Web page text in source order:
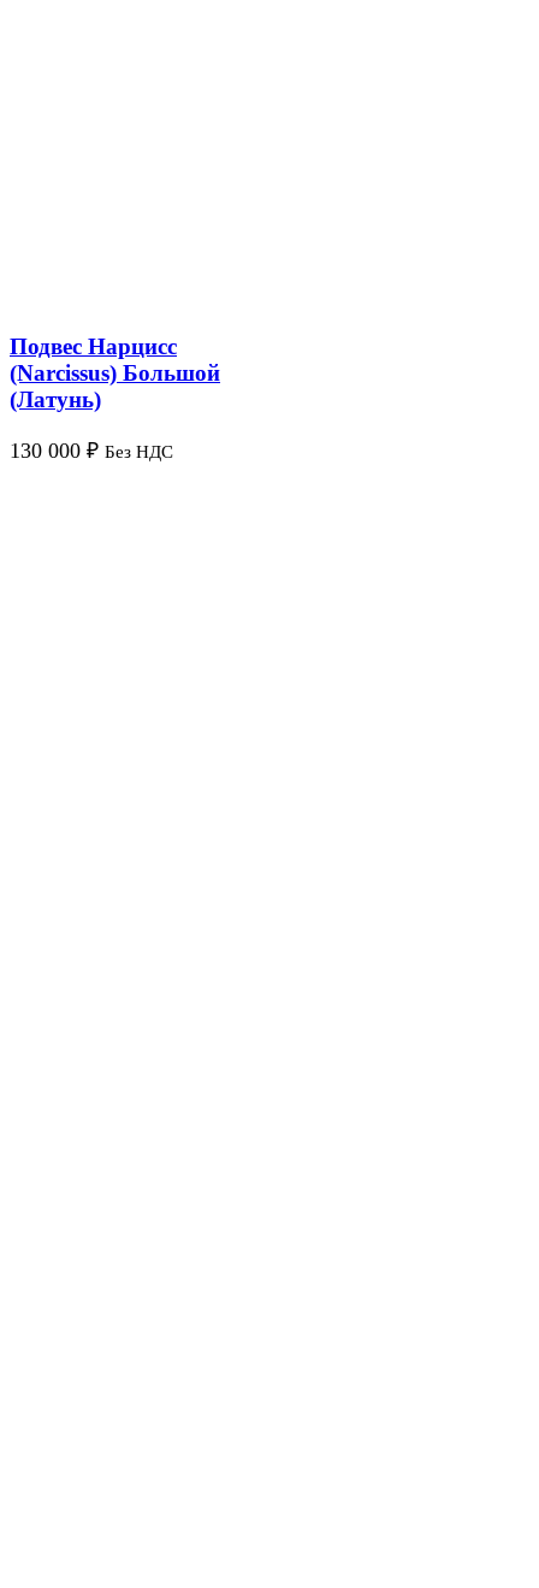
Подвес Нарцисс
(Narcissus) Большой
(Латунь)
130 000 ₽ Без НДС